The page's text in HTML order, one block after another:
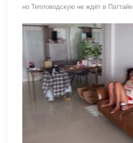
но Тепловодскую не ждёт в Паттайе.